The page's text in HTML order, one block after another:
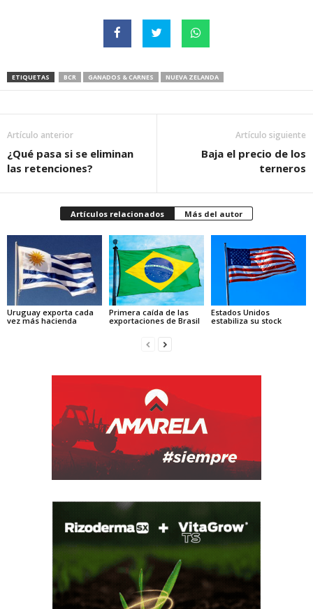
ETIQUETAS BCR GANADOS & CARNES NUEVA ZELANDA
Artículo anterior
¿Qué pasa si se eliminan
las retenciones?
Artículo siguiente
Baja el precio de los
terneros
Artículos relacionados Más del autor
Uruguay exporta cada
vez más hacienda
Primera caída de las
exportaciones de Brasil
Estados Unidos
estabiliza su stock